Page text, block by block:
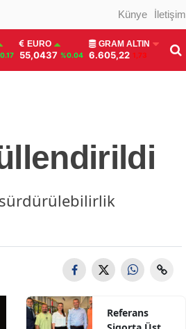
Künye İletişim
EURO
55,0437 %0.04
GRAM ALTIN
6.605,22 1,73
Referans